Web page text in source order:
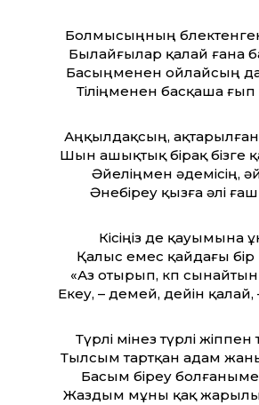
Болмысыңның
Былайғылар қалай ғана
Басыңменен ойлайсың
Тіліңменен басқаша ғып
Аңқылдақсың,
Шын ашықтық бірақ бізге
Әйеліңмен әдемісің,
Әнебіреу қызға әлі
Кісіңіз де қауымына
Қалыс емес қайдағы бір
«Аз отырып, көп
Екеу, – демей, де­йін қалай,
Түрлі мінез түрлі
Тылсым тартқан адам
Басым біреу
Жаздым мұны қақ